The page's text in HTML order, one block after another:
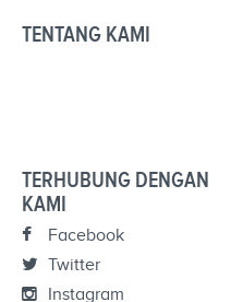
TENTANG KAMI
TERHUBUNG DENGAN
KAMI
Facebook
Twitter
Instagram